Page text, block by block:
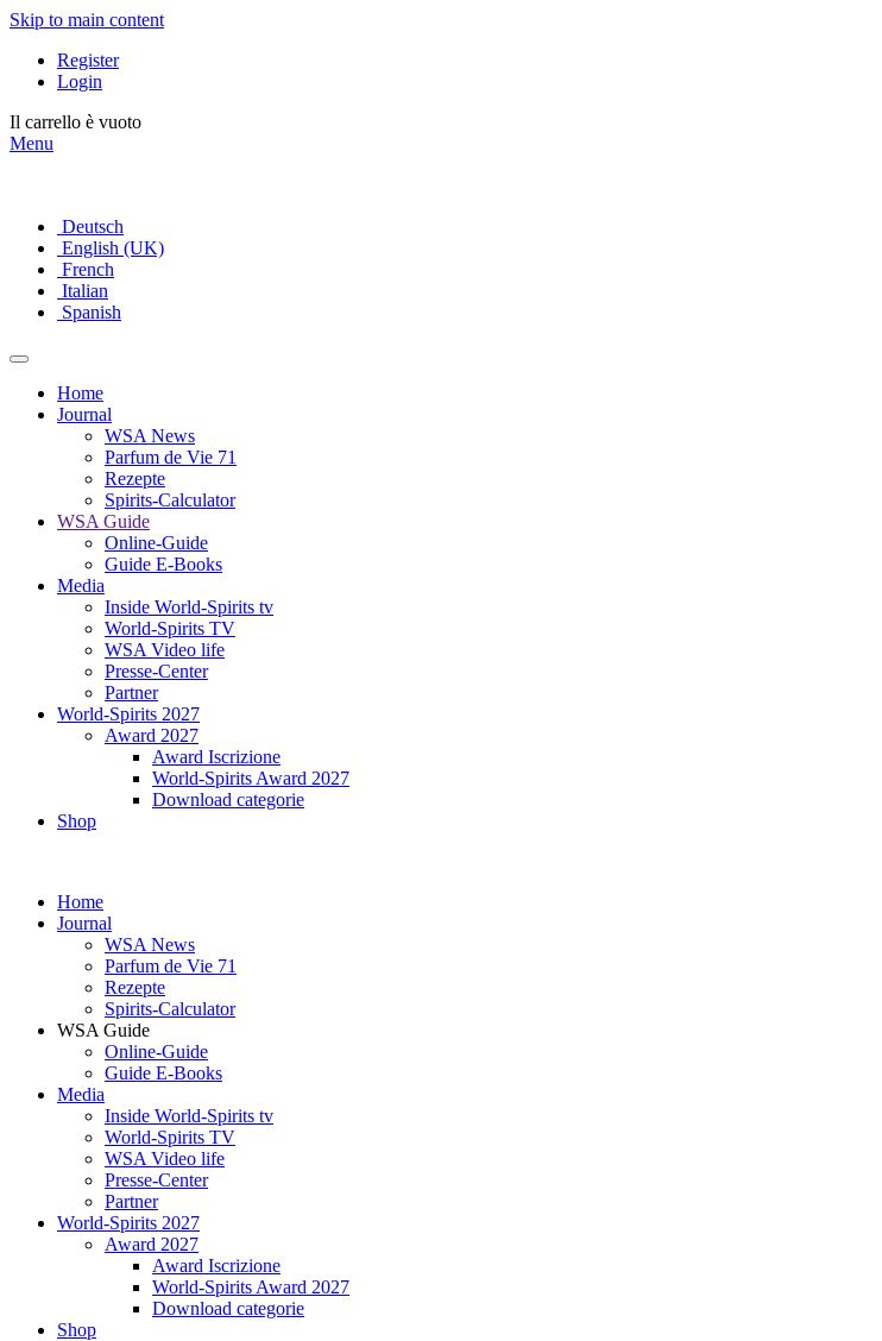
Skip to main content
Register
Login
Il carrello è vuoto
Menu
Deutsch
English (UK)
French
Italian
Spanish
Home
Journal
WSA News
Parfum de Vie 71
Rezepte
Spirits-Calculator
WSA Guide
Online-Guide
Guide E-Books
Media
Inside World-Spirits tv
World-Spirits TV
WSA Video life
Presse-Center
Partner
World-Spirits 2027
Award 2027
Award Iscrizione
World-Spirits Award 2027
Download categorie
Shop
Home
Journal
WSA News
Parfum de Vie 71
Rezepte
Spirits-Calculator
WSA Guide
Online-Guide
Guide E-Books
Media
Inside World-Spirits tv
World-Spirits TV
WSA Video life
Presse-Center
Partner
World-Spirits 2027
Award 2027
Award Iscrizione
World-Spirits Award 2027
Download categorie
Shop